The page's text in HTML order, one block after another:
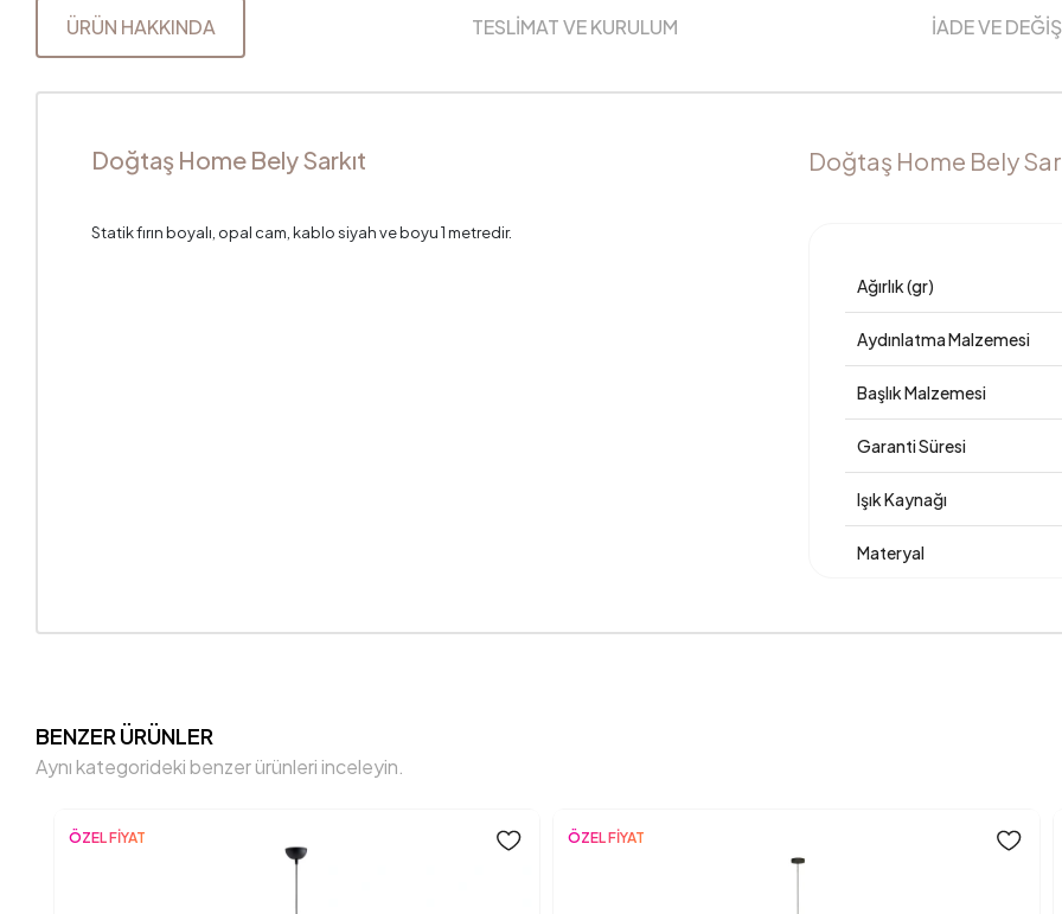
ÜRÜN HAKKINDA TESLİMAT VE KURULUM İADE VE
Doğtaş Home Bely Sarkıt
Statik fırın boyalı, opal cam, kablo siyah ve boyu 1 metredir.
Doğtaş Home Bely
Ağırlık (gr)
Aydınlatma Malzemesi
Başlık Malzemesi
Garanti Süresi
Işık Kaynağı
Materyal
BENZER ÜRÜNLER
Aynı kategorideki benzer ürünleri inceleyin.
ÖZEL FİYAT ÖZEL FİYAT